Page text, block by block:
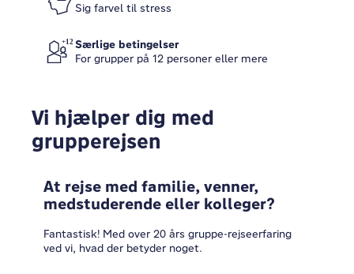
Sig farvel til stress
Særlige betingelser
For grupper på 12 personer eller mere
Vi hjælper dig med
grupperejsen
At rejse med familie, venner,
medstuderende eller kolleger?
Fantastisk! Med over 20 års gruppe-rejseerfaring
ved vi, hvad der betyder noget.